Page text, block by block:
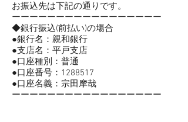
お振込先は下記の通りです。
ーーーーーーーーーーーーーーーーー
◆銀行振込(前払い)の場合
●銀行名：親和銀行
●支店名：平戸支店
●口座種別：普通
●口座番号：1288517
●口座名義：宗田摩哉
ーーーーーーーーーーーーーーーーー